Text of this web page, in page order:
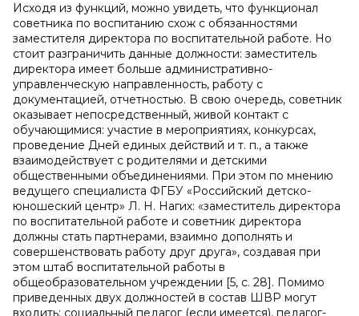
Исходя из функций, можно увидеть, что функционал
советника по воспитанию схож с обязанностями
заместителя директора по воспитательной работе. Но
стоит разграничить данные должности: заместитель
директора имеет больше административно-
управленческую направленность, работу с
документацией, отчетностью. В свою очередь, советник
оказывает непосредственный, живой контакт с
обучающимися: участие в мероприятиях, конкурсах,
проведение Дней единых действий и т. п., а также
взаимодействует с родителями и детскими
общественными объединениями. При этом по мнению
ведущего специалиста ФГБУ «Российский детско-
юношеский центр» Л. Н. Нагих: «заместитель директора
по воспитательной работе и советник директора
должны стать партнерами, взаимно дополнять и
совершенствовать работу друг друга», создавая при
этом штаб воспитательной работы в
общеобразовательном учреждении [5, с. 28]. Помимо
приведенных двух должностей в состав ШВР могут
входить: социальный педагог (если имеется), педагог-